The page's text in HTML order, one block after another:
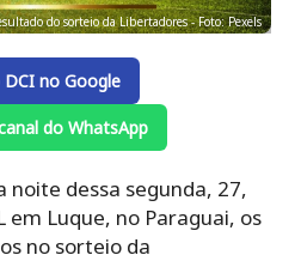
do sorteio da Libertadores - Foto: Pexels
DCI no Google
do WhatsApp
noite dessa segunda, 27,
em Luque, no Paraguai, os
no sorteio da